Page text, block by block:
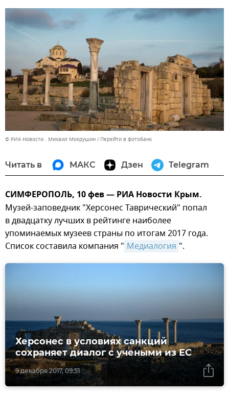
© РИА Новости . Михаил Мокрушин Перейти в фотобанк
Читать в МАКС Дзен Telegram
СИМФЕРОПОЛЬ, 10 фев — РИА Новости Крым.
Музей-заповедник "Херсонес Таврический" попал
в двадцатку лучших в рейтинге наиболее
упоминаемых музеев страны по итогам 2017 года.
Список составила компания " Медиалогия ".
9 декабря 2017, 09:51
Херсонес в условиях санкций
сохраняет диалог с учеными из ЕС